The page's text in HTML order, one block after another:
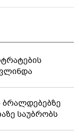
ბრალდებებზე
საუბრობს